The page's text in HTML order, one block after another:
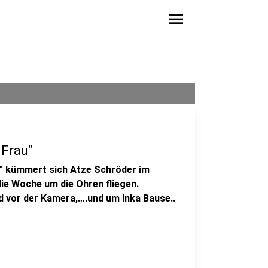
menu
kümmert sich Atze Schröder im
Woche um die Ohren fliegen.
der Kamera,….und um Inka Bause..